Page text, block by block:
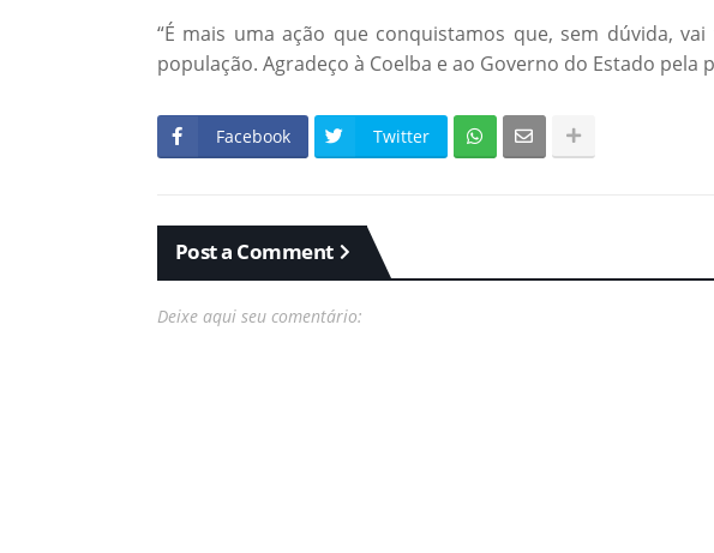
“É mais uma ação que conquistamos que, sem dúvida,
população. Agradeço à Coelba e ao Governo do Estado pela
Facebook Twitter
Post a Comment
Deixe aqui seu comentário: